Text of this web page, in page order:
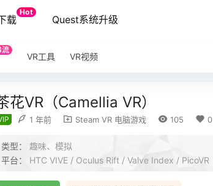
载
Hot
Quest系统升级
流
VR工具 VR视频
花VR（Camellia VR）
1 年前 Steam VR 电脑游戏 105 0
类型： 趣味、模拟
平台： HTC VIVE / Oculus Rift / Valve Index / PicoVR